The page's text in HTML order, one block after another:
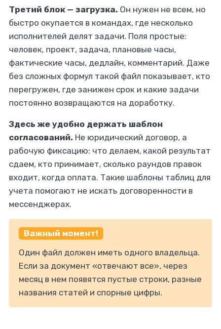
Третий блок — загрузка. Он нужен не всем, но
быстро окупается в командах, где несколько
исполнителей делят задачи. Поля простые:
человек, проект, задача, плановые часы,
фактические часы, дедлайн, комментарий. Даже
без сложных формул такой файл показывает, кто
перегружен, где занижен срок и какие задачи
постоянно возвращаются на доработку.
Здесь же удобно держать шаблон
согласований. Не юридический договор, а
рабочую фиксацию: что делаем, какой результат
сдаем, кто принимает, сколько раундов правок
входит, когда оплата. Такие шаблоны таблиц для
учета помогают не искать договоренности в
мессенджерах.
Важный момент!
Один файл должен иметь одного владельца.
Если за документ «отвечают все», через
месяц в нем появятся пустые строки, разные
названия статей и спорные цифры.